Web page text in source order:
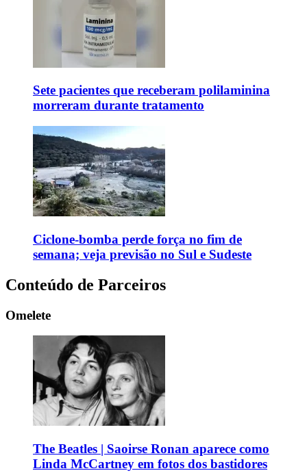
Sete pacientes que receberam polilaminina
morreram durante tratamento
Ciclone-bomba perde força no fim de
semana; veja previsão no Sul e Sudeste
Conteúdo de Parceiros
Omelete
The Beatles | Saoirse Ronan aparece como
Linda McCartney em fotos dos bastidores